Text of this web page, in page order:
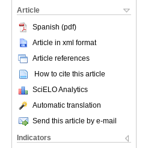
Article
Spanish (pdf)
Article in xml format
Article references
How to cite this article
SciELO Analytics
Automatic translation
Send this article by e-mail
Indicators